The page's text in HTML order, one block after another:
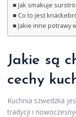
Jak smakuje
Co to jest
Jakie inne potrawy
Jakie są
cechy
Kuchnia szwedzka
tradycji i